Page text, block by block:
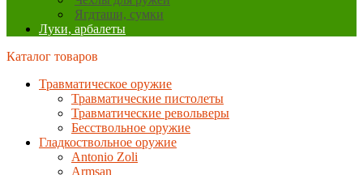
Ягдташи, сумки
Луки, арбалеты
Каталог товаров
Травматическое оружие
Травматические пистолеты
Травматические револьверы
Бесствольное оружие
Гладкоствольное оружие
Antonio Zoli
Armsan